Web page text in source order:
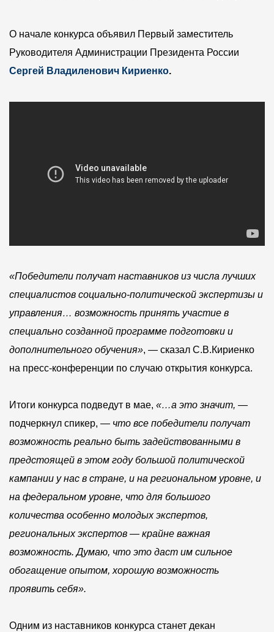
О начале конкурса объявил Первый заместитель
Руководителя Администрации Президента России
Сергей Владиленович Кириенко.
«Победители получат наставников из числа лучших
специалистов социально-политической экспертизы и
управления… возможность принять участие в
специально созданной программе подготовки и
дополнительного обучения», — сказал С.В.Кириенко
на пресс-конференции по случаю открытия конкурса.
Итоги конкурса подведут в мае, «…а это значит, —
подчеркнул спикер, — что все победители получат
возможность реально быть задействованными в
предстоящей в этом году большой политической
кампании у нас в стране, и на региональном уровне, и
на федеральном уровне, что для большого
количества особенно молодых экспертов,
региональных экспертов — крайне важная
возможность. Думаю, что это даст им сильное
обогащение опытом, хорошую возможность
проявить себя».
Одним из наставников конкурса станет декан